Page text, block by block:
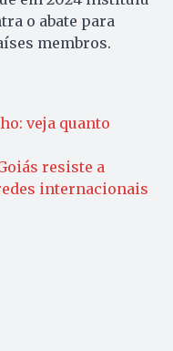
o abate para
membros.
veja quanto
resiste a
internacionais